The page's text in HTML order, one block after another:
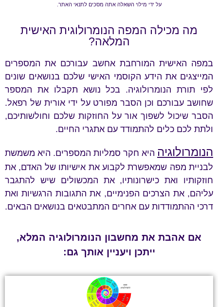
על ידי מילוי השאלה אתה מסכים לתנאי האתר.
מה מכילה המפה הנומרולוגית האישית
המלאה?
במפה האישית המורחבת אחשב עבורכם את המספרים
המייצגים את הידע הקוסמי האישי שלכם בנושאים שונים
לפי תורת הנומרולוגיה. בכל נושא תקבלו את המספר
שחושב עבורכם וכן הסבר מפורט על ידי אורית של רפאל.
הסבר שיכול לשפוך אור על החוזקות שלכם וחולשותיכם,
ולתת לכם כלים להתמודד עם אתגרי החיים.
הנומרולוגיה היא חקר סמליות המספרים. היא משמשת
לבניית מפה שמאפשרת לקבוע את אישיותו של האדם, את
חוזקותיו ואת כישרונותיו, את המכשולים שיש להתגבר
עליהם, את הצרכים הפנימיים, את התגובות הרגשיות ואת
דרכי ההתמודדות עם אחרים המתבטאים בנושאים הבאים.
אם אהבת את מחשבון הנומרולוגיה המלא,
ייתכן ויעניין אותך גם: